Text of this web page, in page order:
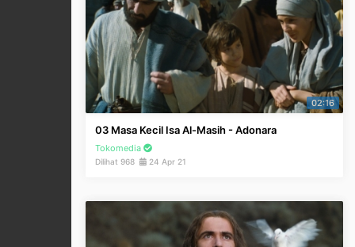
02:16
03 Masa Kecil Isa Al-Masih - Adonara
Tokomedia
Dilihat 968 24 Apr 21